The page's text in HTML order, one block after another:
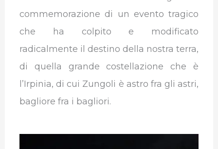
commemorazione di un evento tragico
che ha colpito e modificato
radicalmente il destino della nostra terra,
di quella grande costellazione che è
l’Irpinia, di cui Zungoli è astro fra gli astri,
bagliore fra i bagliori.